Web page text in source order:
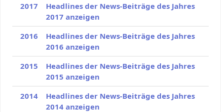
2017
Headlines der News-Beiträge des Jahres
2017 anzeigen
2016
Headlines der News-Beiträge des Jahres
2016 anzeigen
2015
Headlines der News-Beiträge des Jahres
2015 anzeigen
2014
Headlines der News-Beiträge des Jahres
2014 anzeigen